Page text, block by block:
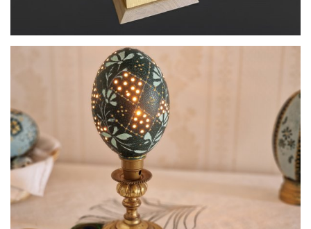
HAUSSEGUY PATRICE